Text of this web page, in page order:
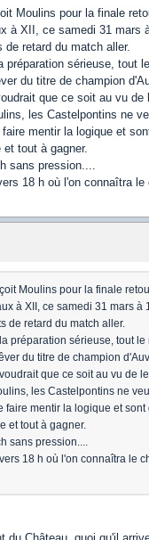
Moulins pour la finale
à XII, ce samedi 31 mars
de retard du match aller.
préparation sérieuse, tout
du titre de champion
que ce soit au vu de
les Castelpontins ne
mentir la logique et
tout à gagner.
sans pression....
18 h où l'on connaîtra le
Moulins pour la finale
à XII, ce samedi 31 mars à
de retard du match aller.
préparation sérieuse, tout le
du titre de champion
que ce soit au vu de
les Castelpontins ne
faire mentir la logique et
et tout à gagner.
sans pression....
18 h où l'on connaîtra le